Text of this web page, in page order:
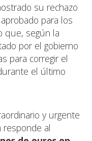
su rechazo
para los
que, según la
por el gobierno
para corregir el
el último
y urgente
responde al